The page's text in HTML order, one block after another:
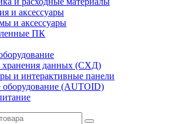
и аксессуары
и аксессуары
ПК
данных (СХД)
и интерактивные панели
оборудование (AUTOID)